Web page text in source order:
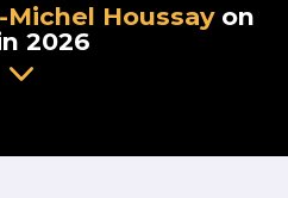
Michel Houssayon
2026